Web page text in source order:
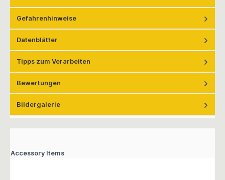
Gefahrenhinweise
Datenblätter
Tipps zum Verarbeiten
Bewertungen
Bildergalerie
Accessory Items